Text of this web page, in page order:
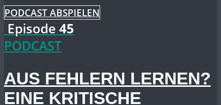
PODCAST ABSPIELEN
Episode 45
PODCAST
AUS FEHLERN LERNEN?
EINE KRITISCHE